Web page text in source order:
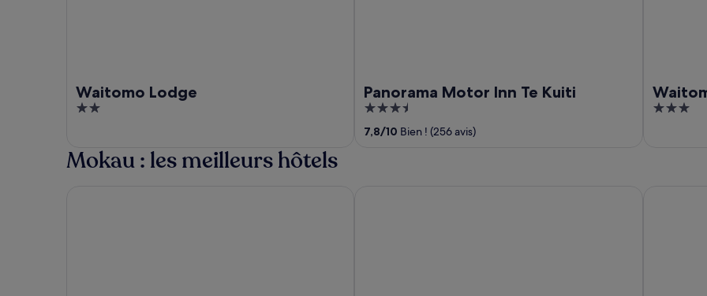
Waitomo Lodge
2
5
Panorama Motor Inn Te Kuiti
3.5
out
of
7,8/10 Bien ! (256 avis)
3
Mokau : les meilleurs hôtels